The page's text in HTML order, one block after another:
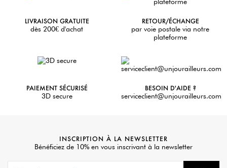
LIVRAISON GRATUITE
dès 200€ d'achat
RETOUR/ÉCHANGE
par voie postale via notre
plateforme
PAIEMENT SÉCURISÉ
3D secure
BESOIN D'AIDE ?
serviceclient@unjourailleurs.com
INSCRIPTION À LA NEWSLETTER
Bénéficiez de 10% en vous inscrivant à la newsletter